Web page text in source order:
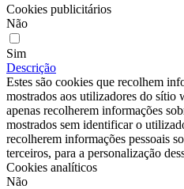
Cookies publicitários
Não
Sim
Descrição
Estes são cookies que recolhem
mostrados aos utilizadores do sítio
apenas recolherem informações
mostrados sem identificar o
recolherem informações pessoais
terceiros, para a personalização
Cookies analíticos
Não